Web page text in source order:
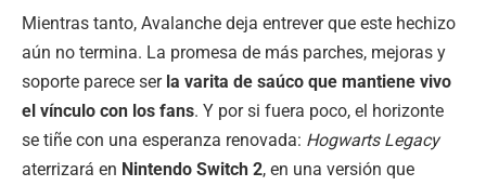
Mientras tanto, Avalanche deja entrever que este hechizo
aún no termina. La promesa de más parches, mejoras y
soporte parece ser la varita de saúco que mantiene vivo
el vínculo con los fans. Y por si fuera poco, el horizonte
se tiñe con una esperanza renovada: Hogwarts Legacy
aterrizará en Nintendo Switch 2, en una versión que